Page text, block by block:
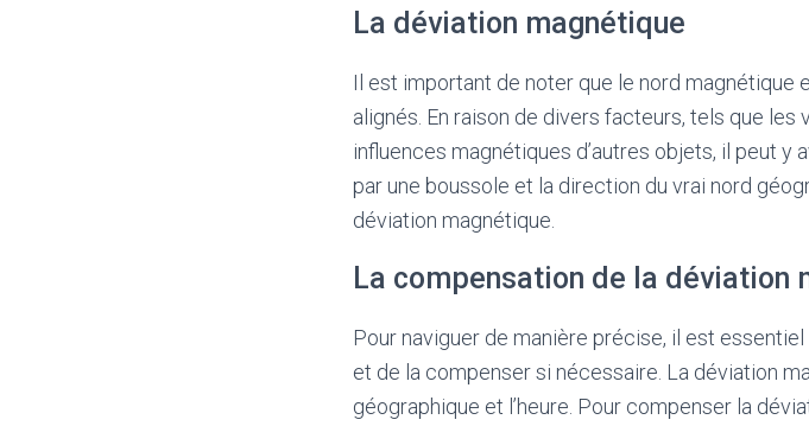
La déviation magnétique
Il est important de noter que le nord magnétique
alignés. En raison de divers facteurs, tels que
influences magnétiques d’autres objets, il peut
par une boussole et la direction du vrai nord
déviation magnétique.
La compensation de la déviation
Pour naviguer de manière précise, il est
et de la compenser si nécessaire. La déviation
géographique et l’heure. Pour compenser la